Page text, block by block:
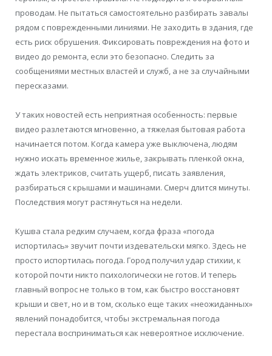
проводам. Не пытаться самостоятельно разбирать завалы
рядом с поврежденными линиями. Не заходить в здания, где
есть риск обрушения. Фиксировать повреждения на фото и
видео до ремонта, если это безопасно. Следить за
сообщениями местных властей и служб, а не за случайными
пересказами.
У таких новостей есть неприятная особенность: первые
видео разлетаются мгновенно, а тяжелая бытовая работа
начинается потом. Когда камера уже выключена, людям
нужно искать временное жилье, закрывать пленкой окна,
ждать электриков, считать ущерб, писать заявления,
разбираться с крышами и машинами. Смерч длится минуты.
Последствия могут растянуться на недели.
Кушва стала редким случаем, когда фраза «погода
испортилась» звучит почти издевательски мягко. Здесь не
просто испортилась погода. Город получил удар стихии, к
которой почти никто психологически не готов. И теперь
главный вопрос не только в том, как быстро восстановят
крыши и свет, но и в том, сколько еще таких «неожиданных»
явлений понадобится, чтобы экстремальная погода
перестала восприниматься как невероятное исключение.